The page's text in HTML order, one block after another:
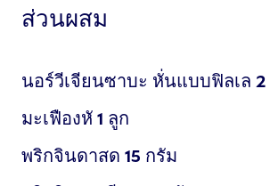
ส่วนผสม
นอร์วีเจียนซาบะ หั่นแบบฟิลเล 2
มะเฟืองหั 1 ลูก
พริกจินดาสด 15 กรัม